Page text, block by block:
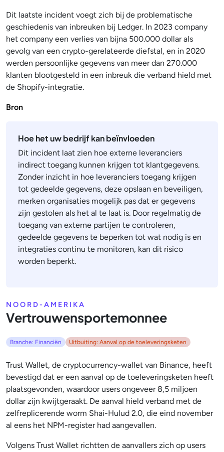
Dit laatste incident voegt zich bij de problematische
geschiedenis van inbreuken bij Ledger. In 2023 company
het company een verlies van bijna 500.000 dollar als
gevolg van een crypto-gerelateerde diefstal, en in 2020
werden persoonlijke gegevens van meer dan 270.000
klanten blootgesteld in een inbreuk die verband hield met
de Shopify-integratie.
Bron
Hoe het uw bedrijf kan beïnvloeden
Dit incident laat zien hoe externe leveranciers
indirect toegang kunnen krijgen tot klantgegevens.
Zonder inzicht in hoe leveranciers toegang krijgen
tot gedeelde gegevens, deze opslaan en beveiligen,
merken organisaties mogelijk pas dat er gegevens
zijn gestolen als het al te laat is. Door regelmatig de
toegang van externe partijen te controleren,
gedeelde gegevens te beperken tot wat nodig is en
integraties continu te monitoren, kan dit risico
worden beperkt.
NOORD-AMERIKA
Vertrouwensportemonnee
Branche: Financiën Uitbuiting: Aanval op de toeleveringsketen
Trust Wallet, de cryptocurrency-wallet van Binance, heeft
bevestigd dat er een aanval op de toeleveringsketen heeft
plaatsgevonden, waardoor users ongeveer 8,5 miljoen
dollar zijn kwijtgeraakt. De aanval hield verband met de
zelfreplicerende worm Shai-Hulud 2.0, die eind november
al eens het NPM-register had aangevallen.
Volgens Trust Wallet richtten de aanvallers zich op users